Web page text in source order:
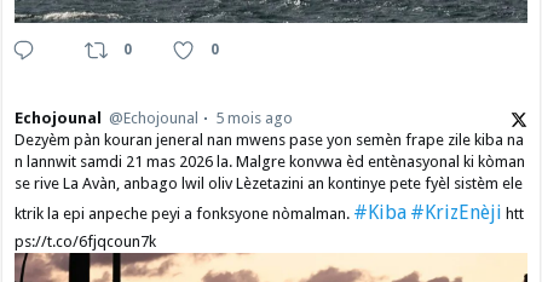
0 0
Echojounal @Echojounal
5 mois ago
Dezyèm pàn kouran jeneral nan mwens pase yon semèn frape zile kiba na
n lannwit samdi 21 mas 2026 la. Malgre konvwa èd entènasyonal ki kòman
se rive La Avàn, anbago lwil oliv Lèzetazini an kontinye pete fyèl sistèm ele
ktrik la epi anpeche peyi a fonksyone nòmalman. #Kiba #KrizEnèji htt
ps://t.co/6fjqcoun7k